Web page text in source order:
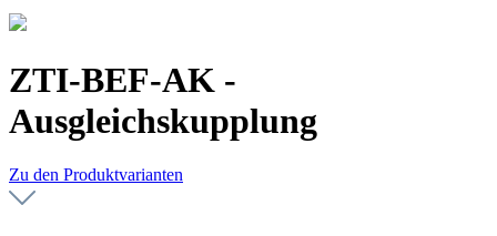
ZTI-BEF-AK -
Ausgleichskupplung
Zu den Produktvarianten